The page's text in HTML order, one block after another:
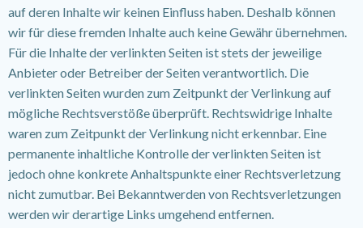
auf deren Inhalte wir keinen Einfluss haben. Deshalb können
wir für diese fremden Inhalte auch keine Gewähr übernehmen.
Für die Inhalte der verlinkten Seiten ist stets der jeweilige
Anbieter oder Betreiber der Seiten verantwortlich. Die
verlinkten Seiten wurden zum Zeitpunkt der Verlinkung auf
mögliche Rechtsverstöße überprüft. Rechtswidrige Inhalte
waren zum Zeitpunkt der Verlinkung nicht erkennbar. Eine
permanente inhaltliche Kontrolle der verlinkten Seiten ist
jedoch ohne konkrete Anhaltspunkte einer Rechtsverletzung
nicht zumutbar. Bei Bekanntwerden von Rechtsverletzungen
werden wir derartige Links umgehend entfernen.